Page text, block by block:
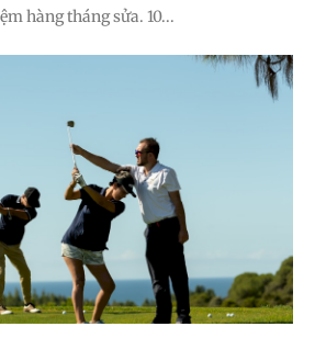
hàng tháng sửa. 10...